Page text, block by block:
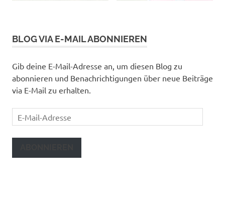
BLOG VIA E-MAIL ABONNIEREN
Gib deine E-Mail-Adresse an, um diesen Blog zu
abonnieren und Benachrichtigungen über neue Beiträge
via E-Mail zu erhalten.
E-
Mail-
Adresse